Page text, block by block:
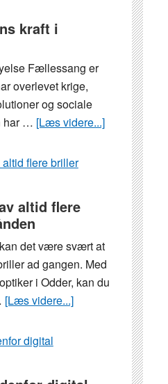
kraft i
Fællessang er
overlevet krige,
og sociale
har … [Læs videre...]om
moderne
altid flere
det være svært at
ad gangen. Med
i Odder, kan du
[Læs videre...]om